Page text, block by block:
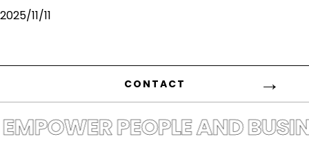
2025/11/11
CONTACT
PEOPLE AND